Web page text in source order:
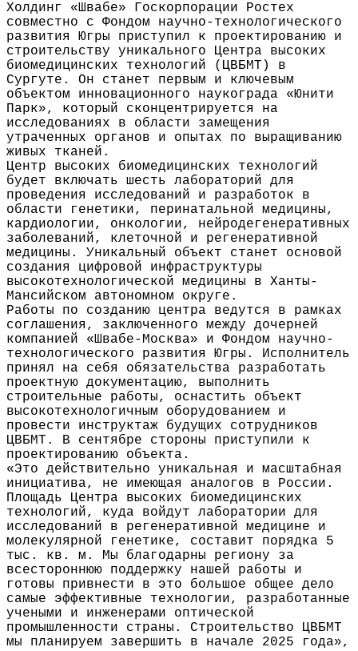
Холдинг «Швабе» Госкорпорации Ростех
совместно с Фондом научно-технологического
развития Югры приступил к проектированию и
строительству уникального Центра высоких
биомедицинских технологий (ЦВБМТ) в
Сургуте. Он станет первым и ключевым
объектом инновационного наукограда «Юнити
Парк», который сконцентрируется на
исследованиях в области замещения
утраченных органов и опытах по выращиванию
живых тканей.
Центр высоких биомедицинских технологий
будет включать шесть лабораторий для
проведения исследований и разработок в
области генетики, перинатальной медицины,
кардиологии, онкологии, нейродегенеративных
заболеваний, клеточной и регенеративной
медицины. Уникальный объект станет основой
создания цифровой инфраструктуры
высокотехнологической медицины в Ханты-
Мансийском автономном округе.
Работы по созданию центра ведутся в рамках
соглашения, заключенного между дочерней
компанией «Швабе-Москва» и Фондом научно-
технологического развития Югры. Исполнитель
принял на себя обязательства разработать
проектную документацию, выполнить
строительные работы, оснастить объект
высокотехнологичным оборудованием и
провести инструктаж будущих сотрудников
ЦВБМТ. В сентябре стороны приступили к
проектированию объекта.
«Это действительно уникальная и масштабная
инициатива, не имеющая аналогов в России.
Площадь Центра высоких биомедицинских
технологий, куда войдут лаборатории для
исследований в регенеративной медицине и
молекулярной генетике, составит порядка 5
тыс. кв. м. Мы благодарны региону за
всестороннюю поддержку нашей работы и
готовы привнести в это большое общее дело
самые эффективные технологии, разработанные
учеными и инженерами оптической
промышленности страны. Строительство ЦВБМТ
мы планируем завершить в начале 2025 года»,